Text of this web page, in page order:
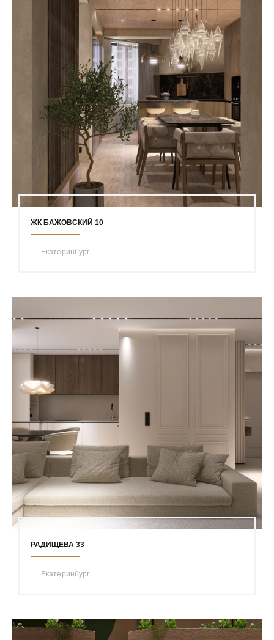
ЖК БАЖОВСКИЙ 10
Екатеринбург
РАДИЩЕВА 33
Екатеринбург